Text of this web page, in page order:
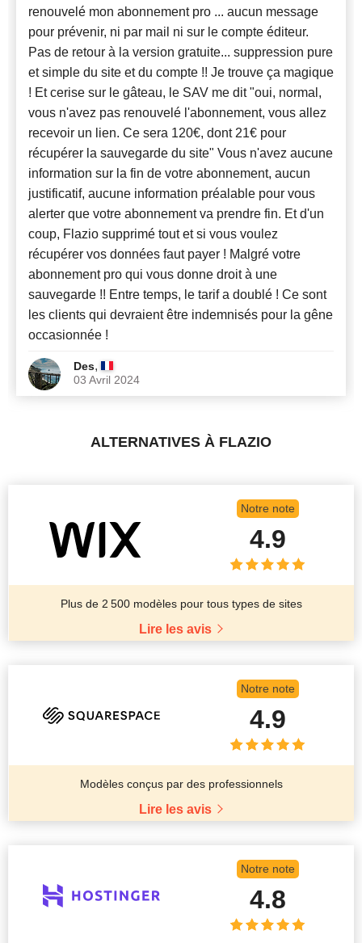
renouvelé mon abonnement pro ... aucun message
pour prévenir, ni par mail ni sur le compte éditeur.
Pas de retour à la version gratuite... suppression pure
et simple du site et du compte !! Je trouve ça magique
! Et cerise sur le gâteau, le SAV me dit "oui, normal,
vous n'avez pas renouvelé l'abonnement, vous allez
recevoir un lien. Ce sera 120€, dont 21€ pour
récupérer la sauvegarde du site" Vous n'avez aucune
information sur la fin de votre abonnement, aucun
justificatif, aucune information préalable pour vous
alerter que votre abonnement va prendre fin. Et d'un
coup, Flazio supprimé tout et si vous voulez
récupérer vos données faut payer ! Malgré votre
abonnement pro qui vous donne droit à une
sauvegarde !! Entre temps, le tarif a doublé ! Ce sont
les clients qui devraient être indemnisés pour la gêne
occasionnée !
Des,
03 Avril 2024
ALTERNATIVES À FLAZIO
Notre note
4.9
Plus de 2 500 modèles pour tous types de sites
Lire les avis
Notre note
4.9
Modèles conçus par des professionnels
Lire les avis
Notre note
4.8